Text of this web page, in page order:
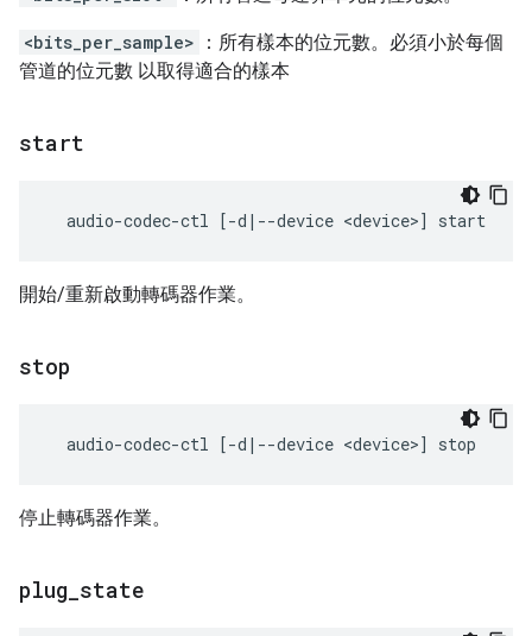
<bits_per_sample>
：所有樣本的位元數。必須小於每個
管道的位元數 以取得適合的樣本
start
開始/重新啟動轉碼器作業。
stop
停止轉碼器作業。
plug state